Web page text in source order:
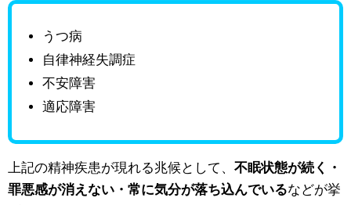
うつ病
自律神経失調症
不安障害
適応障害
上記の精神疾患が現れる兆候として、 不眠状態が続く・
罪悪感が消えない・常に気分が落ち込んでいるなどが挙